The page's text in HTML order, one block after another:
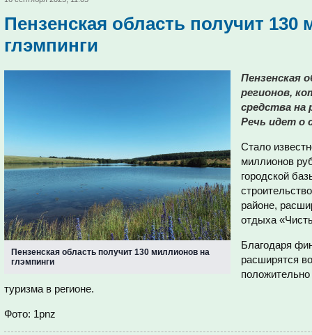
Пензенская область получит
глэмпинги
Пензенская область получит 130 миллионов на
глэмпинги
Пензенская
регионов,
средства на
Речь идет о
Стало
миллионов
городской
районе,
отдыха
Благодаря
расширятся
положительно
туризма в регионе.
Фото: 1pnz